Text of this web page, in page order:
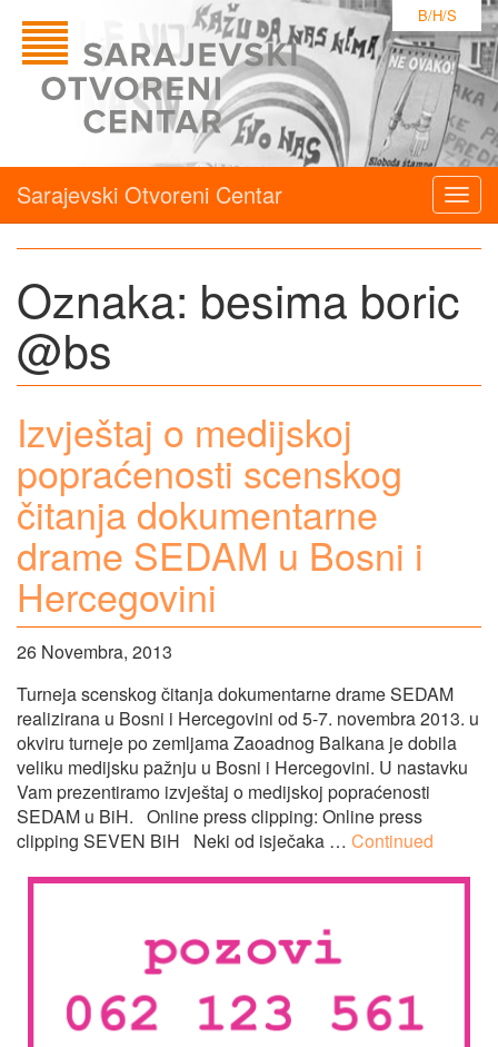
B/H/S
Sarajevski Otvoreni Centar
Oznaka: besima boric
@bs
Izvještaj o medijskoj
popraćenosti scenskog
čitanja dokumentarne
drame SEDAM u Bosni i
Hercegovini
26 Novembra, 2013
Turneja scenskog čitanja dokumentarne drame SEDAM
realizirana u Bosni i Hercegovini od 5-7. novembra 2013. u
okviru turneje po zemljama Zaoadnog Balkana je dobila
veliku medijsku pažnju u Bosni i Hercegovini. U nastavku
Vam prezentiramo izvještaj o medijskoj popraćenosti
SEDAM u BiH. Online press clipping: Online press
clipping SEVEN BiH Neki od isječaka … Continued